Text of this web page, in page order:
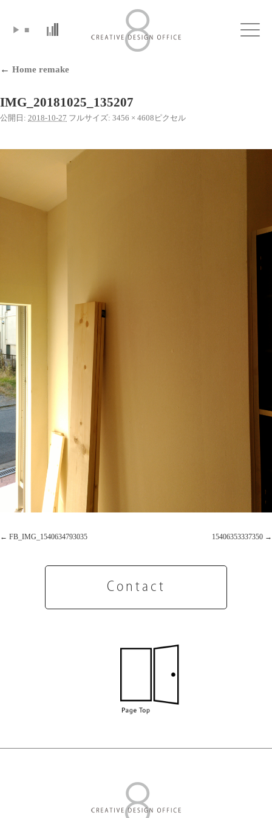
Click
▶ ■
← Home remake
IMG_20181025_135207
公開日: 2018-10-27 フルサイズ: 3456 × 4608 ピクセル
FB_IMG_1540634793035 15406353337350
Contact